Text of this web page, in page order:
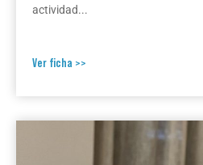
actividad...
Ver ficha >>